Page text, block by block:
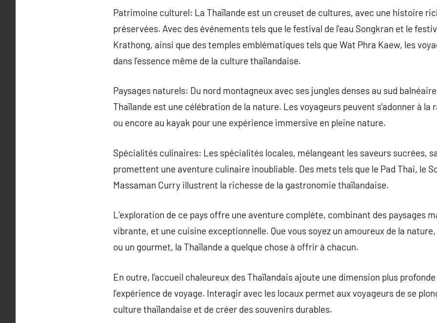
Patrimoine culturel: La Thaïlande est un creuset de cultures, avec une histoire
préservées. Avec des événements tels que le festival de l’eau Songkran et le
Krathong, ainsi que des temples emblématiques tels que Wat Phra Kaew, les
dans l’essence même de la culture thaïlandaise.
Paysages naturels: Du nord montagneux avec ses jungles denses au sud
Thaïlande est une célébration de la nature. Les voyageurs peuvent s’adonner à la
ou encore au kayak pour une expérience immersive en pleine nature.
Spécialités culinaires: Les spécialités locales, mélangeant les saveurs sucrées,
promettent une aventure culinaire inoubliable. Des mets tels que le Pad Thai, le
Massaman Curry illustrent la richesse de la gastronomie thaïlandaise.
L’exploration de ce pays offre une aventure complète, combinant des paysages
vibrante, et une cuisine exceptionnelle. Que vous soyez un amoureux de la
ou un gourmet, la Thaïlande a quelque chose à offrir à chacun.
En outre, l’accueil chaleureux des Thaïlandais ajoute une dimension plus
l’expérience de voyage. Interagir avec les locaux permet aux voyageurs de se
culture thaïlandaise et de créer des souvenirs durables.